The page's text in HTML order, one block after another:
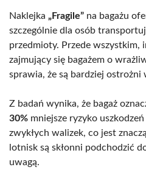
Naklejka „Fragile” na bagażu
szczególnie dla osób
przedmioty. Przede wszystkim,
zajmujący się bagażem o
sprawia, że są bardziej ostrożni
Z badań wynika, że bagaż
30% mniejsze ryzyko
zwykłych walizek, co jest
lotnisk są skłonni podchodzić
uwagą.